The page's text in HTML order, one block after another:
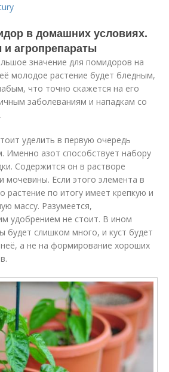
в домашних условиях.
агропрепараты
значение для помидоров на
молодое растение будет бледным,
что точно скажется на его
заболеваниям и нападкам со
уделить в первую очередь
Именно азот способствует набору
Содержится он в растворе
мочевины. Если этого элемента в
растение по итогу имеет крепкую и
массу. Разумеется,
удобрением не стоит. В ином
будет слишком много, и куст будет
а не на формирование хороших